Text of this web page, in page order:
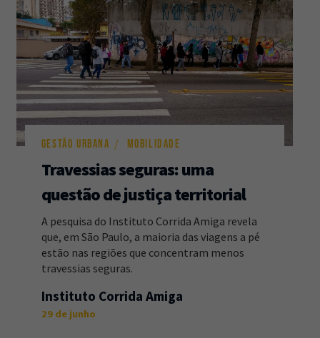
GESTÃO URBANA MOBILIDADE
Travessias seguras: uma
questão de justiça territorial
A pesquisa do Instituto Corrida Amiga revela
que, em São Paulo, a maioria das viagens a pé
estão nas regiões que concentram menos
travessias seguras.
Instituto Corrida Amiga
29 de junho